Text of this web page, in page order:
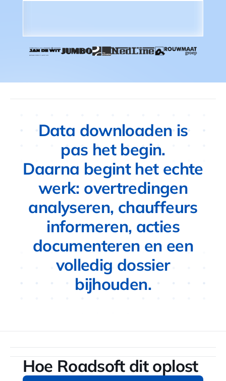
Data downloaden is
pas het begin.
Daarna begint het echte
werk: overtredingen
analyseren, chauffeurs
informeren, acties
documenteren en een
volledig dossier
bijhouden.
Hoe Roadsoft dit oplost